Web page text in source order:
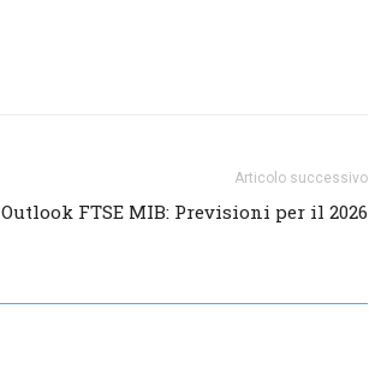
Articolo successivo
Outlook FTSE MIB: Previsioni per il 2026